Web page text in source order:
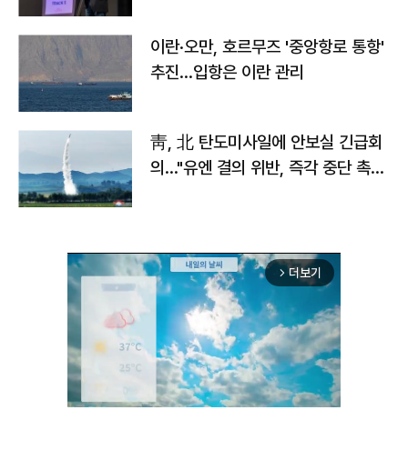
이란·오만, 호르무즈 '중앙항로 통항'
추진…입항은 이란 관리
靑, 北 탄도미사일에 안보실 긴급회
의…"유엔 결의 위반, 즉각 중단 촉
arrow_forward_ios 더보기